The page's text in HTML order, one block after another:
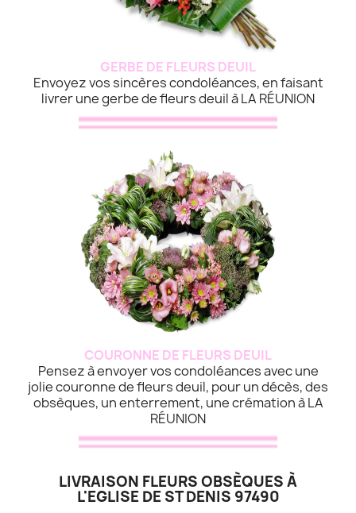
GERBE DE FLEURS DEUIL
Envoyez vos sincères condoléances, en faisant
livrer une gerbe de fleurs deuil à LA RÉUNION
COURONNE DE FLEURS DEUIL
Pensez à envoyer vos condoléances avec une
jolie couronne de fleurs deuil, pour un décès, des
obsèques, un enterrement, une crémation à LA
RÉUNION
LIVRAISON FLEURS OBSÈQUES À
L'EGLISE DE ST DENIS 97490